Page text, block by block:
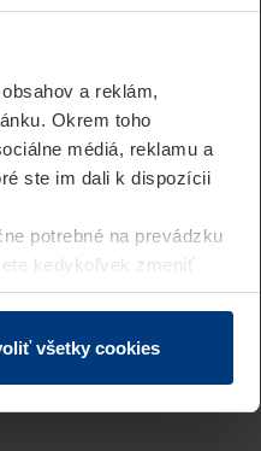
a reklám,
Okrem toho
médiá, reklamu a
ste im dali k dispozícii
potrebné na prevádzku
kedykoľvek zmeniť
stránky.
všetky cookies